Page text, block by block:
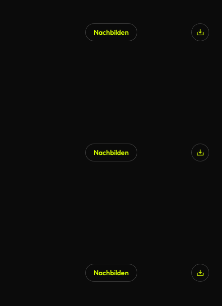
Nachbilden
Nachbilden
Nachbilden